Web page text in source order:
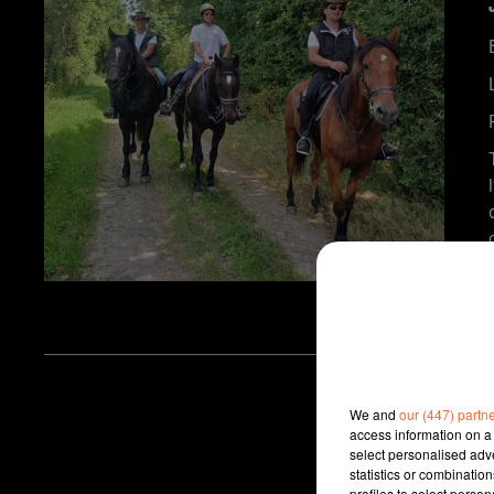
We and our (447)
access information on
select personalised
statistics or